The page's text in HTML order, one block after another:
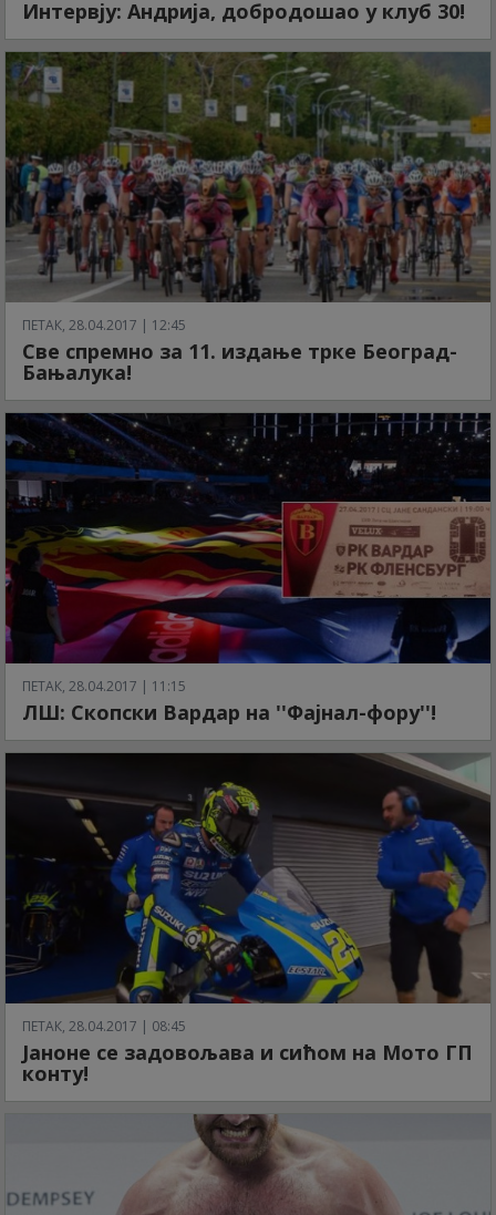
Интервју: Андрија, добродошао у клуб 30!
ПЕТАК, 28.04.2017 | 12:45
Све спремно за 11. издање трке Београд-
Бањалука!
ПЕТАК, 28.04.2017 | 11:15
ЛШ: Скопски Вардар на ''Фајнал-фору''!
ПЕТАК, 28.04.2017 | 08:45
Јаноне се задовољава и сићом на Мото ГП
конту!